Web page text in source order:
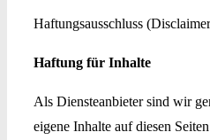
Haftungsausschluss
Haftung für Inhalte
Als Diensteanbieter sind wir
eigene Inhalte auf diesen